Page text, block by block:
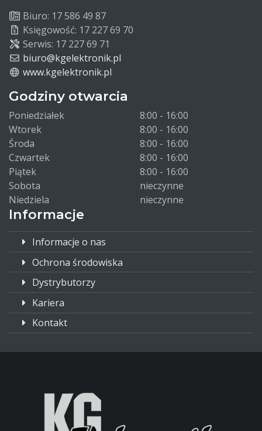
Biuro: 17 586 49 87
Księgowość: 17 227 69 70
Serwis: 17 227 69 71
biuro@kgelektronik.pl
www.kgelektronik.pl
Godziny otwarcia
Poniedziałek
8:00 - 16:00
Wtorek
8:00 - 16:00
Środa
8:00 - 16:00
Czwartek
8:00 - 16:00
Piątek
8:00 - 16:00
Sobota
nieczynne
Niedziela
nieczynne
Informacje
Informacje o nas
Ochrona środowiska
Dystrybutorzy
Kariera
Kontakt